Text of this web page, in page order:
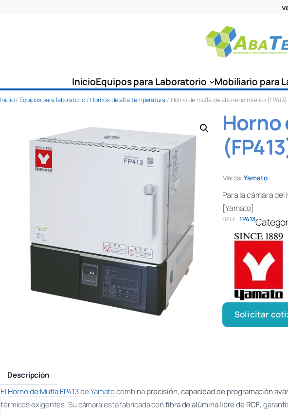
InicioEquipos para Laboratorio Mobiliario para
Inicio/Equipos para laboratorio/Hornos de alta temperatura/ Horno de mufla de alto rendimiento (FP413)
Horno
Marca: Yamato
Para la cámara del
[Yamato]
SKU: FP413
Solicitar
Descripción
El Horno de Mufla FP413deYamatocombinaprecisión, capacidad de programación
térmicos exigentes. Su cámara está fabricada confibra de alúmina libre de RCF,